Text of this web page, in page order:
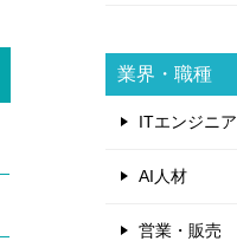
業界・職種
ITエンジニア
AI人材
営業・販売